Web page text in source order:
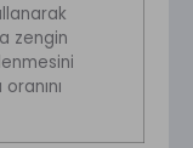
zengin